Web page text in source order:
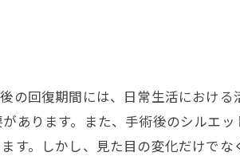
の回復期間には、日常生活における
あります。また、手術後のシルエッ
す。しかし、見た目の変化だけでな